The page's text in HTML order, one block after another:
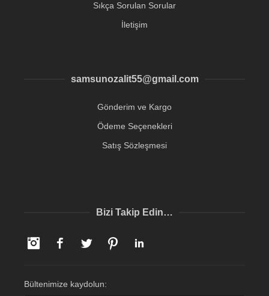
Sıkça Sorulan Sorular
İletişim
samsunozalit55@gmail.com
Gönderim ve Kargo
Ödeme Seçenekleri
Satış Sözleşmesi
Bizi Takip Edin…
InstagramFacebookTwitter Pinterest
Bültenimize kaydolun: